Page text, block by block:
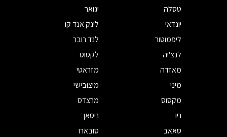
טסלה
יגואר
יונדאי
לינק אנד קו
ליפמוטור
לנד רובר
לנצ'יה
לקסוס
מאזדה
מזראטי
מיני
מיצובישי
מקסוס
מרצדס
ניו
ניסאן
סאאב
סובארו